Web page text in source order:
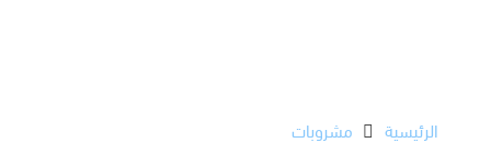
الرئيسية مشروبات